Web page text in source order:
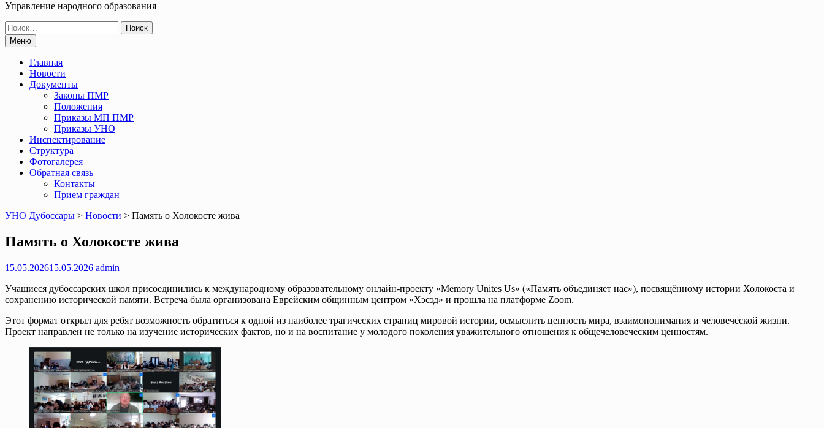
Управление народного образования
Поиск
по:Меню
Главная
Новости
Документы
Законы ПМР
Положения
Приказы МП ПМР
Приказы УНО
Инспектирование
Структура
Фотогалерея
Обратная связь
Контакты
Прием граждан
УНО Дубоссары > Новости > Память о Холокосте жива
Память о Холокосте жива
15.05.202615.05.2026 admin
Учащиеся дубоссарских школ присоединились к международному образовательному онлайн-проекту «Memory Unites Us» («Память объединяет нас»), посвящённому истории Холокоста и
сохранению исторической памяти. Встреча была организована Еврейским общинным центром «Хэсэд» и прошла на платформе Zoom.
Этот формат открыл для ребят возможность обратиться к одной из наиболее трагических страниц мировой истории, осмыслить ценность мира, взаимопонимания и человеческой жизни.
Проект направлен не только на изучение исторических фактов, но и на воспитание у молодого поколения уважительного отношения к общечеловеческим ценностям.